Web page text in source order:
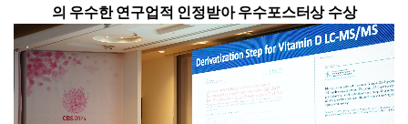
의 우수한 연구업적 인정받아 우수포스터상 수상